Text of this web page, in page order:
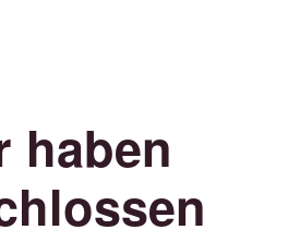
haben